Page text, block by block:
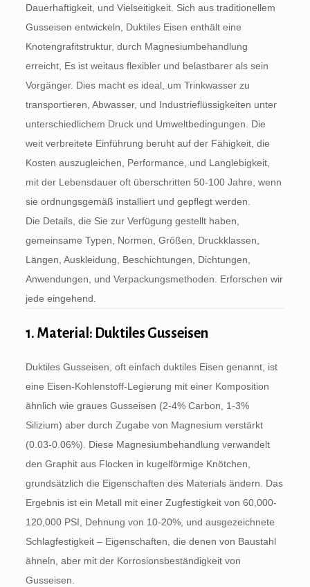
Dauerhaftigkeit, und Vielseitigkeit. Sich aus traditionellem
Gusseisen entwickeln, Duktiles Eisen enthält eine
Knotengrafitstruktur, durch Magnesiumbehandlung
erreicht, Es ist weitaus flexibler und belastbarer als sein
Vorgänger. Dies macht es ideal, um Trinkwasser zu
transportieren, Abwasser, und Industrieflüssigkeiten unter
unterschiedlichem Druck und Umweltbedingungen. Die
weit verbreitete Einführung beruht auf der Fähigkeit, die
Kosten auszugleichen, Performance, und Langlebigkeit,
mit der Lebensdauer oft überschritten 50-100 Jahre, wenn
sie ordnungsgemäß installiert und gepflegt werden.
Die Details, die Sie zur Verfügung gestellt haben,
gemeinsame Typen, Normen, Größen, Druckklassen,
Längen, Auskleidung, Beschichtungen, Dichtungen,
Anwendungen, und Verpackungsmethoden. Erforschen wir
jede eingehend.
1. Material: Duktiles Gusseisen
Duktiles Gusseisen, oft einfach duktiles Eisen genannt, ist
eine Eisen-Kohlenstoff-Legierung mit einer Komposition
ähnlich wie graues Gusseisen (2-4% Carbon, 1-3%
Silizium) aber durch Zugabe von Magnesium verstärkt
(0.03-0.06%). Diese Magnesiumbehandlung verwandelt
den Graphit aus Flocken in kugelförmige Knötchen,
grundsätzlich die Eigenschaften des Materials ändern. Das
Ergebnis ist ein Metall mit einer Zugfestigkeit von 60,000-
120,000 PSI, Dehnung von 10-20%, und ausgezeichnete
Schlagfestigkeit – Eigenschaften, die denen von Baustahl
ähneln, aber mit der Korrosionsbeständigkeit von
Gusseisen.